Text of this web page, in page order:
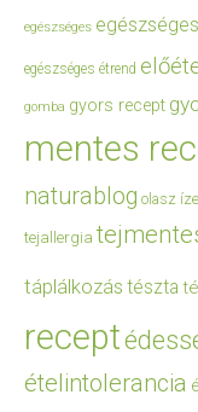
egészséges
egészséges étrend
gomba gyors recept
mentes
naturablog olasz
tejallergia
táplálkozás tészta
recept
ételintolerancia